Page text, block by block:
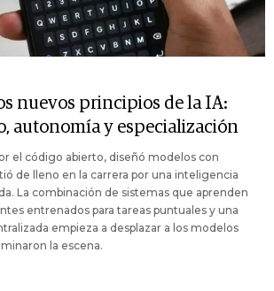
nuevos principios de la IA:
autonomía y especialización
el código abierto, diseñó modelos con
de lleno en la carrera por una inteligencia
La combinación de sistemas que aprenden
entrenados para tareas puntuales y una
empieza a desplazar a los modelos
la escena.